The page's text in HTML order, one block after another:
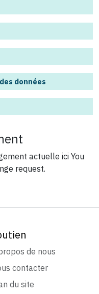
données
actuelle ici You
request.
de nous
contacter
du site